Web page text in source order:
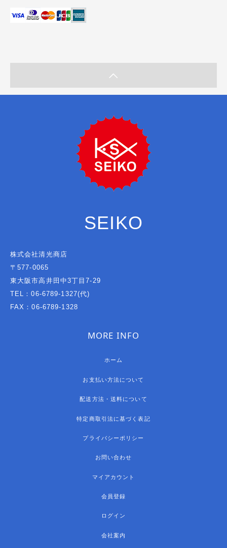
SEIKO
株式会社清光商店
〒577-0065
東大阪市高井田中3丁目7-29
TEL：06-6789-1327(代)
FAX：06-6789-1328
MORE INFO
ホーム
お支払い方法について
配送方法・送料について
特定商取引法に基づく表記
プライバシーポリシー
お問い合わせ
マイアカウント
会員登録
ログイン
会社案内